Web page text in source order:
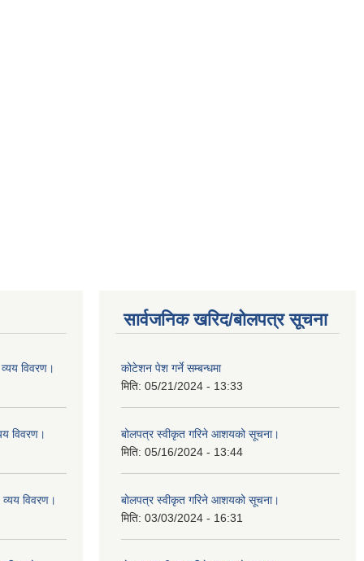
विवरण।
विवरण।
विवरण।
सार्वजनिक खरिद/बोलपत्र सूचना
कोटेशन पेश गर्ने सम्बन्धमा
मिति: 05/21/2024 - 13:33
बोलपत्र स्वीकृत गरिने आशयको सूचना।
मिति: 05/16/2024 - 13:44
बोलपत्र स्वीकृत गरिने आशयको सूचना।
मिति: 03/03/2024 - 16:31